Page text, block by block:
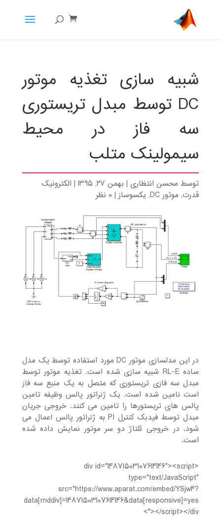
شبیه سازی تغذیه موتور
DC توسط مبدل تریستوری
سه فاز در محیط
سیمولینک متلب
توسط محسن انتظاری| بهمن 27, 1395 | الکترونیک
قدرت, موتور DC , یکسوساز| 0 نظر
در این مدلسازی موتور DC مورد استفاده توسط یک مدل
ساده RL-E شبیه سازی شده است. تغذیه موتور توسط
مبدل سه فازی تریستوری که متصل به یک منبع سه فاز
است نامین شده است. یک ژنراتور پالس وظیفه تامین
پالس های تریستورها را تامین می کنند. خروجی جریان
مبدل توسط فیدبک کنترل PI به ژنراتور پالس اعمال می
شود. در خروجی ئلتاژ دو سر موتور نمایش داده شده
است.
<div id="14871503107614146"><script
type="text/JavaScript"
src="https://www.aparat.com/embed/YSjw4?
data[rnddiv]=14871503107614146&data[responsive]=yes
"></script></div>